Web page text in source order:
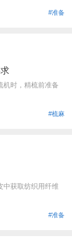
#准备
机时，精梳前准备
#梳麻
中获取纺织用纤维
#准备